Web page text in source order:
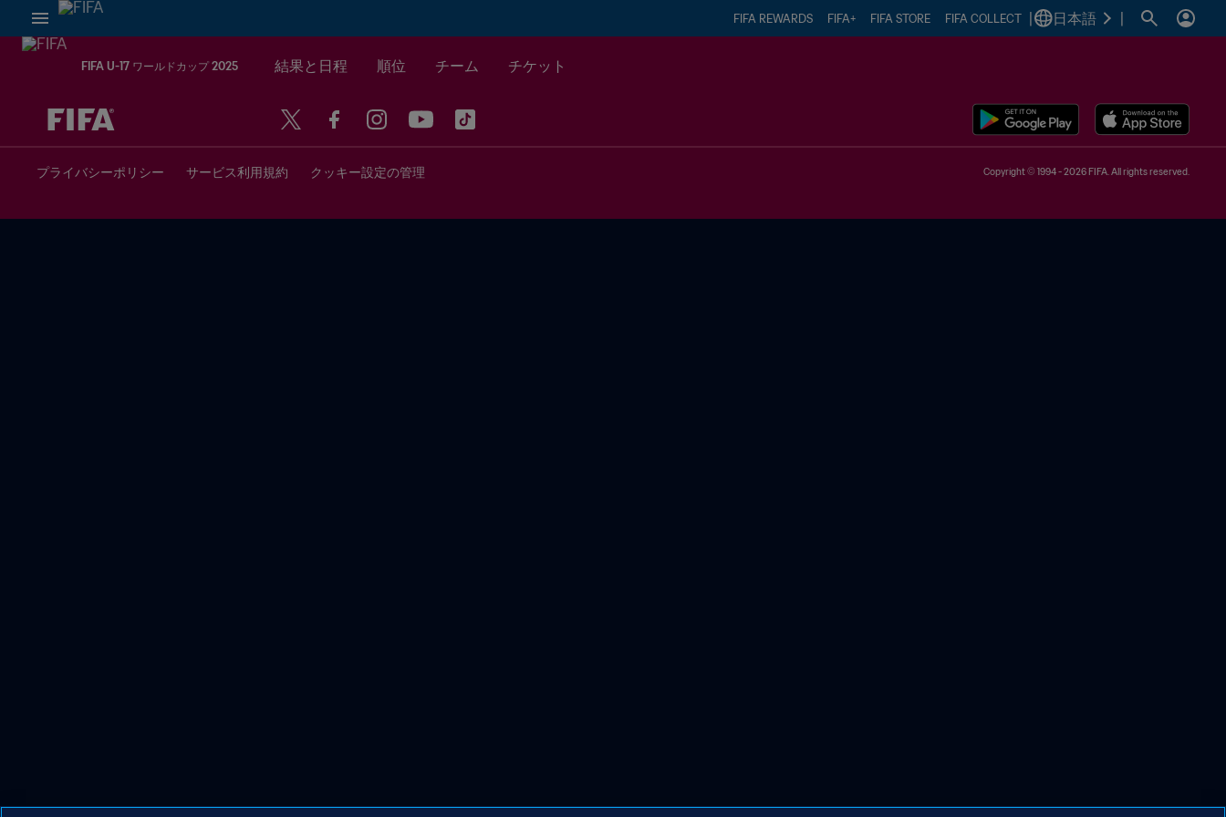
FIFA REWARDS FIFA+ FIFA STORE FIFA COLLECT 日本語
FIFA U-17 ワールドカップ 2025 結果と日程 順位 チーム チケット
未定 vs 未定
プライバシーポリシー サービス利用規約 クッキー設定の管理 Copyright © 1994 - 2026 FIFA. All rights reserved.